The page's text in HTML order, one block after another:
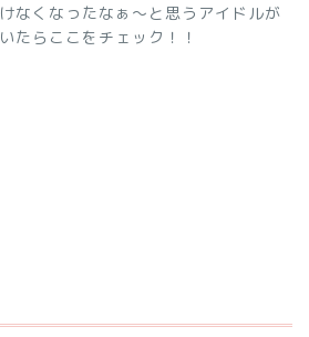
けなくなったなぁ～と思うアイドルが
いたらここをチェック！！